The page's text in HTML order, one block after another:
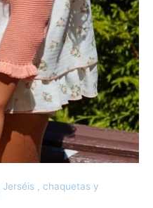
Jerséis , chaquetas y